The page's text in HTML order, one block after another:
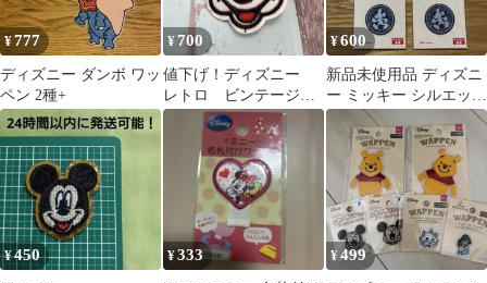
¥777
ディズニー ダンボ ワッ
ペン 2種+
¥700
値下げ！ディズニー
レトロ ビンテージ
ミッキーマウス 刺
繍 アイロンワッペン
¥600
新品未使用品 ディズニ
ー ミッキー シルエット
ワッペン3枚セット ア
イロン圧着
¥450 ¥333 ¥499